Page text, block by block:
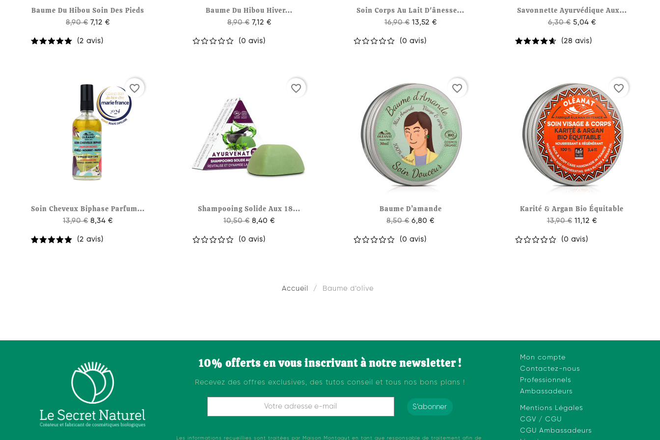
Aperçu rapide
Baume Du Hibou Soin Des Pieds
8,90 € 7,12 €
(2 avis)
Aperçu rapide
Baume Du Hibou Hiver...
8,90 € 7,12 €
(0 avis)
Aperçu rapide
Soin Corps Au Lait D'ânesse...
16,90 € 13,52 €
(0 avis)
Aperçu rapide
Savonnette Ayurvédique Aux...
6,30 € 5,04 €
(28 avis)
Aperçu rapide
Soin Cheveux Biphase Parfum...
13,90 € 8,34 €
(2 avis)
favorite_border
Aperçu rapide
Shampooing Solide Aux 18...
10,50 € 8,40 €
(0 avis)
favorite_border
Aperçu rapide
Baume D’amande
8,50 € 6,80 €
(0 avis)
favorite_border
Aperçu rapide
Karité & Argan Bio Équitable
13,90 € 11,12 €
(0 avis)
favorite_border
Accueil Baume d’olive
10% offerts en vous inscrivant à notre newsletter !
Recevez des offres exclusives, des tutos conseil et tous nos bons plans !
S’abonner
Les informations recueillies sont traitées par Maison Montagut en tant que responsable de traitement afin de
Mon compte
Contactez-nous
Professionnels
Ambassadeurs
Mentions Légales
CGV / CGU
CGU Ambassadeurs